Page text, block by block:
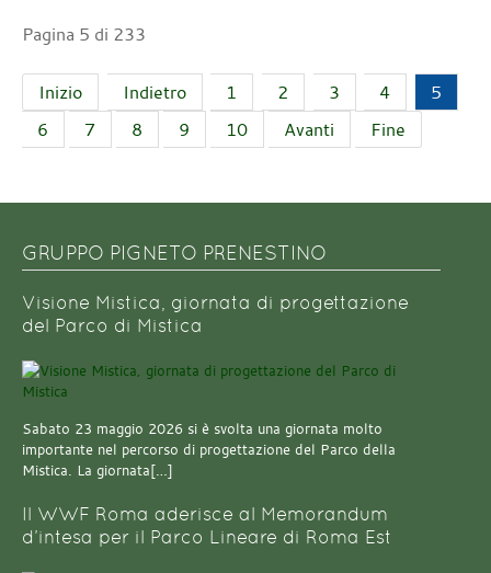
Pagina 5 di 233
Inizio Indietro 1 2 3 4
5
6
7 8 9 10 Avanti Fine
GRUPPO PIGNETO PRENESTINO
Visione Mistica, giornata di progettazione
del Parco di Mistica
Sabato 23 maggio 2026 si è svolta una giornata molto
importante nel percorso di progettazione del Parco della
Mistica. La giornata[…]
Il WWF Roma aderisce al Memorandum
d’intesa per il Parco Lineare di Roma Est